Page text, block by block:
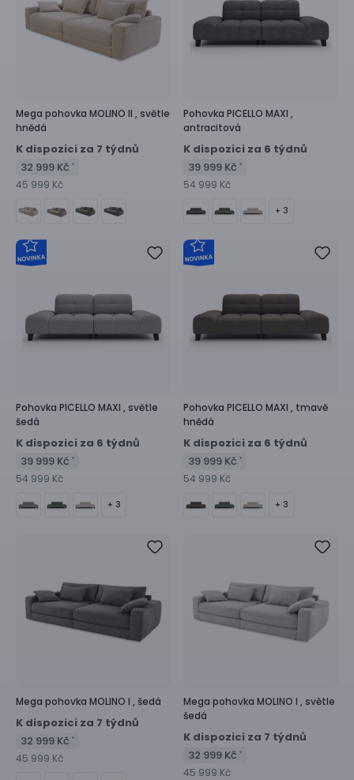
Mega pohovka MOLINO II , světle
hnědá
K dispozici za 7 týdnů
32 999 Kč *
45 999 Kč
Pohovka PICELLO MAXI ,
antracitová
K dispozici za 6 týdnů
39 999 Kč *
54 999 Kč
+ 3
Pohovka PICELLO MAXI , světle
šedá
K dispozici za 6 týdnů
39 999 Kč *
54 999 Kč
+ 3
Pohovka PICELLO MAXI , tmavě
hnědá
K dispozici za 6 týdnů
39 999 Kč *
54 999 Kč
+ 3
Mega pohovka MOLINO I , šedá
K dispozici za 7 týdnů
32 999 Kč *
45 999 Kč
Mega pohovka MOLINO I , světle
šedá
K dispozici za 7 týdnů
32 999 Kč *
45 999 Kč